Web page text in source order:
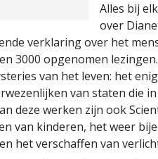
Alles bij
over
verklaring over het
3000 opgenomen
van het leven: het
van staten die
deze werken zijn ook
van kinderen, het weer
het verschaffen van